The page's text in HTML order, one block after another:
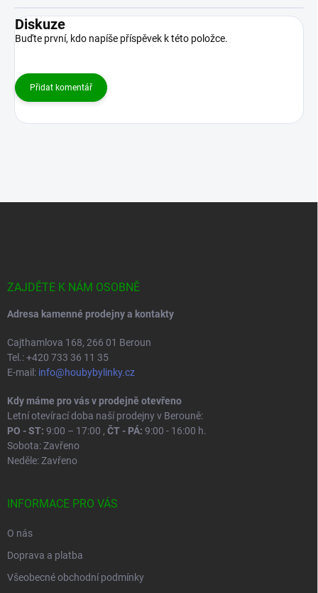
Diskuze
Buďte první, kdo napíše příspěvek k této položce.
Přidat komentář
ZAJDĚTE K NÁM OSOBNĚ
Adresa kamenné prodejny a kontakty
Cajthamlova 168, 266 01 Beroun
Tel.: +420 733 36 11 35
E-mail: info@houbybylinky.cz
Kdy máme pro vás v prodejně otevřeno
Letní otevírací doba naší prodejny v Berouně:
PO - ST: 9:00 – 17:00 , ČT - PÁ: 9:00 - 16:00 h.
Sobota: Zavřeno
Neděle: Zavřeno
INFORMACE PRO VÁS
O nás
Doprava a platba
Všeobecné obchodní podmínky